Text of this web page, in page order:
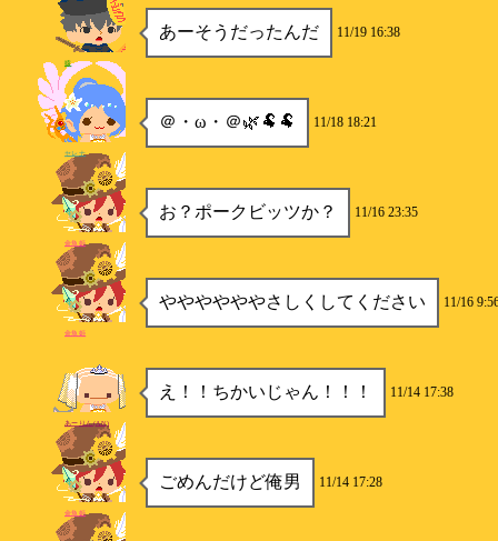
あーそうだったんだ 11/19 16:38
猿
＠・ω・＠🌿🐏🐏 11/18 18:21
セレナ
お？ポークビッツか？ 11/16 23:35
金魚姫
ややややややさしくしてください 11/16
金魚姫
え！！ちかいじゃん！！！ 11/14 17:38
あーりん(AN)
ごめんだけど俺男 11/14 17:28
金魚姫